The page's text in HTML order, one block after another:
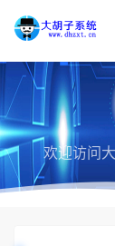
欢迎访问